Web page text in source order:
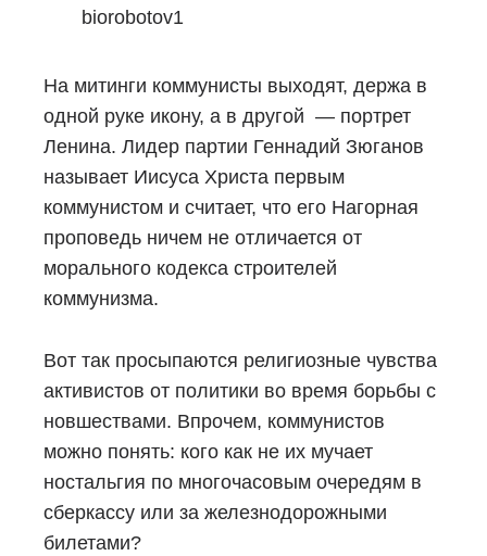
На митинги коммунисты выходят, держа в
одной руке икону, а в другой — портрет
Ленина. Лидер партии Геннадий Зюганов
называет Иисуса Христа первым
коммунистом и считает, что его Нагорная
проповедь ничем не отличается от
морального кодекса строителей
коммунизма.
Вот так просыпаются религиозные чувства
активистов от политики во время борьбы с
новшествами. Впрочем, коммунистов
можно понять: кого как не их мучает
ностальгия по многочасовым очередям в
сберкассу или за железнодорожными
билетами?